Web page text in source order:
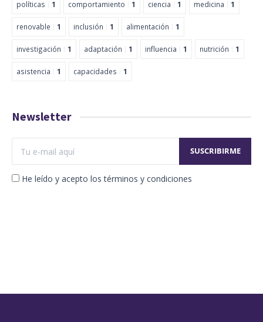
políticas 1 comportamiento 1 ciencia 1 medicina 1
renovable 1 inclusión 1 alimentación 1
investigación 1 adaptación 1 influencia 1 nutrición 1
asistencia 1 capacidades 1
Newsletter
He leído y acepto los términos y condiciones